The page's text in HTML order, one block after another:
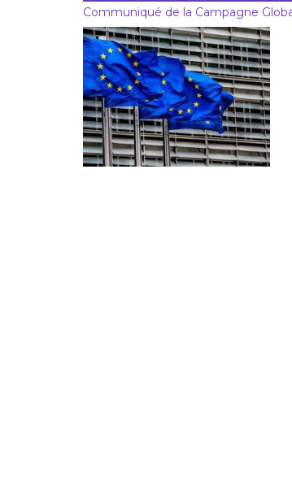
Newsletters
Rapports d’activités
Statuts
Justice
Droits
sociaux
Droit au
Communiqué de la Campagne